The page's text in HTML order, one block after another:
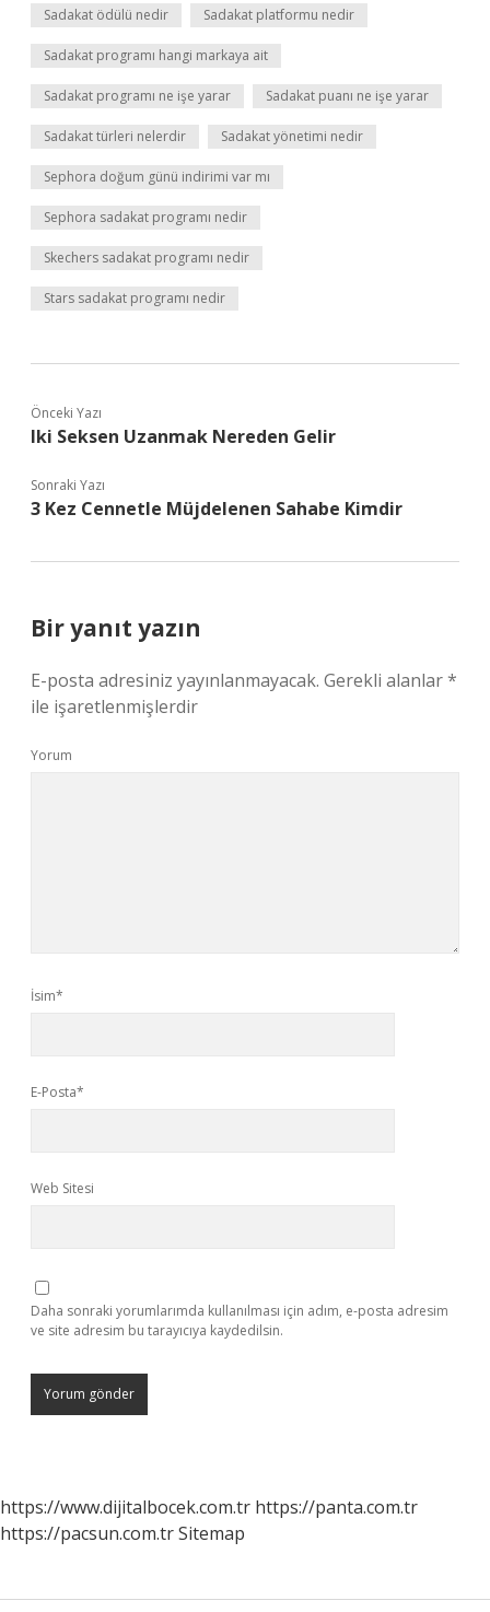
Sadakat ödülü nedir Sadakat platformu nedir
Sadakat programı hangi markaya ait
Sadakat programı ne işe yarar Sadakat puanı ne işe yarar
Sadakat türleri nelerdir Sadakat yönetimi nedir
Sephora doğum günü indirimi var mı
Sephora sadakat programı nedir
Skechers sadakat programı nedir
Stars sadakat programı nedir
Önceki Yazı
Iki Seksen Uzanmak Nereden Gelir
Sonraki Yazı
3 Kez Cennetle Müjdelenen Sahabe Kimdir
Bir yanıt yazın
E-posta adresiniz yayınlanmayacak. Gerekli alanlar*
ile işaretlenmişlerdir
Yorum
İsim*
E-Posta*
Web Sitesi
Daha sonraki yorumlarımda kullanılması için adım, e-posta adresim
ve site adresim bu tarayıcıya kaydedilsin.
https://www.dijitalbocek.com.tr https://panta.com.tr
https://pacsun.com.trSitemap